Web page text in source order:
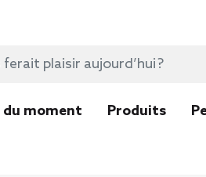
moment Produits